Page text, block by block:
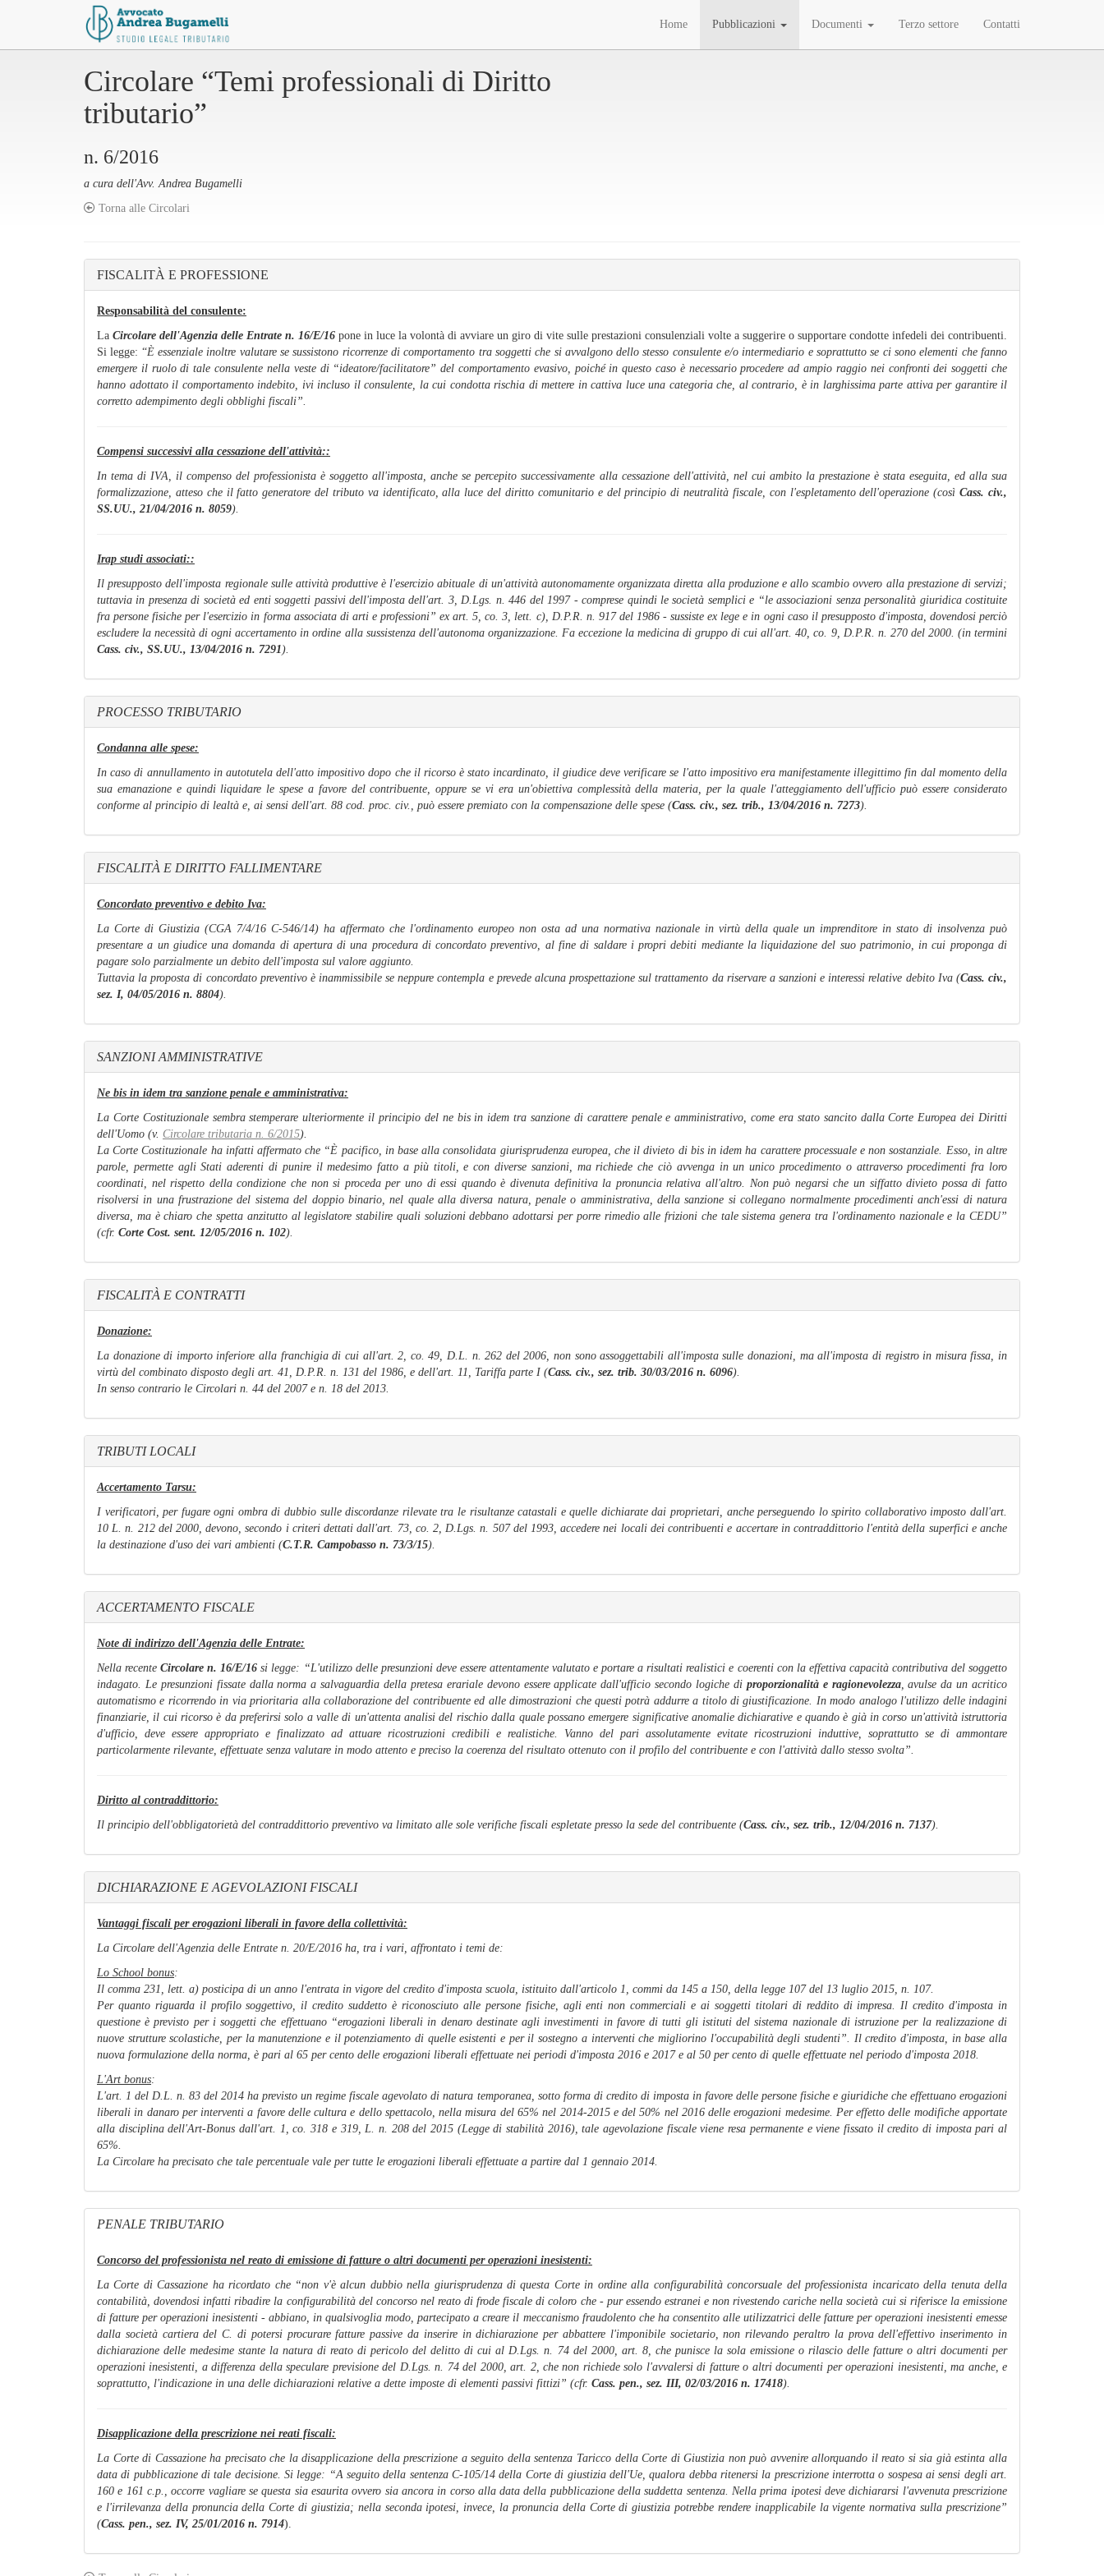
Home Pubblicazioni Documenti Terzo settore Contatti
Circolare “Temi professionali di Diritto
tributario”
n. 6/2016
a cura dell'Avv. Andrea Bugamelli
Torna alle Circolari
FISCALITÀ E PROFESSIONE
Responsabilità del consulente:
La Circolare dell'Agenzia delle Entrate n. 16/E/16 pone in luce la volontà di avviare un giro di vite sulle prestazioni consulenziali volte a suggerire o supportare condotte infedeli dei contribuenti.
Si legge: “È essenziale inoltre valutare se sussistono ricorrenze di comportamento tra soggetti che si avvalgono dello stesso consulente e/o intermediario e soprattutto se ci sono elementi che fanno
emergere il ruolo di tale consulente nella veste di “ideatore/facilitatore” del comportamento evasivo, poiché in questo caso è necessario procedere ad ampio raggio nei confronti dei soggetti che
hanno adottato il comportamento indebito, ivi incluso il consulente, la cui condotta rischia di mettere in cattiva luce una categoria che, al contrario, è in larghissima parte attiva per garantire il
corretto adempimento degli obblighi fiscali”.
Compensi successivi alla cessazione dell'attività::
In tema di IVA, il compenso del professionista è soggetto all'imposta, anche se percepito successivamente alla cessazione dell'attività, nel cui ambito la prestazione è stata eseguita, ed alla sua
formalizzazione, atteso che il fatto generatore del tributo va identificato, alla luce del diritto comunitario e del principio di neutralità fiscale, con l'espletamento dell'operazione (cosìCass. civ.,
SS.UU., 21/04/2016 n. 8059).
Irap studi associati::
Il presupposto dell'imposta regionale sulle attività produttive è l'esercizio abituale di un'attività autonomamente organizzata diretta alla produzione e allo scambio ovvero alla prestazione di servizi;
tuttavia in presenza di società ed enti soggetti passivi dell'imposta dell'art. 3, D.Lgs. n. 446 del 1997 - comprese quindi le società semplici e “le associazioni senza personalità giuridica costituite
fra persone fisiche per l'esercizio in forma associata di arti e professioni” ex art. 5, co. 3, lett. c), D.P.R. n. 917 del 1986 - sussiste ex lege e in ogni caso il presupposto d'imposta, dovendosi perciò
escludere la necessità di ogni accertamento in ordine alla sussistenza dell'autonoma organizzazione. Fa eccezione la medicina di gruppo di cui all'art. 40, co. 9, D.P.R. n. 270 del 2000. (in termini
Cass. civ., SS.UU., 13/04/2016 n. 7291).
PROCESSO TRIBUTARIO
Condanna alle spese:
In caso di annullamento in autotutela dell'atto impositivo dopo che il ricorso è stato incardinato, il giudice deve verificare se l'atto impositivo era manifestamente illegittimo fin dal momento della
sua emanazione e quindi liquidare le spese a favore del contribuente, oppure se vi era un'obiettiva complessità della materia, per la quale l'atteggiamento dell'ufficio può essere considerato
conforme al principio di lealtà e, ai sensi dell'art. 88 cod. proc. civ., può essere premiato con la compensazione delle spese (Cass. civ., sez. trib., 13/04/2016 n. 7273).
FISCALITÀ E DIRITTO FALLIMENTARE
Concordato preventivo e debito Iva:
La Corte di Giustizia (CGA 7/4/16 C-546/14) ha affermato che l'ordinamento europeo non osta ad una normativa nazionale in virtù della quale un imprenditore in stato di insolvenza può
presentare a un giudice una domanda di apertura di una procedura di concordato preventivo, al fine di saldare i propri debiti mediante la liquidazione del suo patrimonio, in cui proponga di
pagare solo parzialmente un debito dell'imposta sul valore aggiunto.
Tuttavia la proposta di concordato preventivo è inammissibile se neppure contempla e prevede alcuna prospettazione sul trattamento da riservare a sanzioni e interessi relative debito Iva (Cass. civ.,
sez. I, 04/05/2016 n. 8804).
SANZIONI AMMINISTRATIVE
Ne bis in idem tra sanzione penale e amministrativa:
La Corte Costituzionale sembra stemperare ulteriormente il principio del ne bis in idem tra sanzione di carattere penale e amministrativo, come era stato sancito dalla Corte Europea dei Diritti
dell'Uomo (v. Circolare tributaria n. 6/2015).
La Corte Costituzionale ha infatti affermato che “È pacifico, in base alla consolidata giurisprudenza europea, che il divieto di bis in idem ha carattere processuale e non sostanziale. Esso, in altre
parole, permette agli Stati aderenti di punire il medesimo fatto a più titoli, e con diverse sanzioni, ma richiede che ciò avvenga in un unico procedimento o attraverso procedimenti fra loro
coordinati, nel rispetto della condizione che non si proceda per uno di essi quando è divenuta definitiva la pronuncia relativa all'altro. Non può negarsi che un siffatto divieto possa di fatto
risolversi in una frustrazione del sistema del doppio binario, nel quale alla diversa natura, penale o amministrativa, della sanzione si collegano normalmente procedimenti anch'essi di natura
diversa, ma è chiaro che spetta anzitutto al legislatore stabilire quali soluzioni debbano adottarsi per porre rimedio alle frizioni che tale sistema genera tra l'ordinamento nazionale e la CEDU”
(cfr. Corte Cost. sent. 12/05/2016 n. 102).
FISCALITÀ E CONTRATTI
Donazione:
La donazione di importo inferiore alla franchigia di cui all'art. 2, co. 49, D.L. n. 262 del 2006, non sono assoggettabili all'imposta sulle donazioni, ma all'imposta di registro in misura fissa, in
virtù del combinato disposto degli art. 41, D.P.R. n. 131 del 1986, e dell'art. 11, Tariffa parte I (Cass. civ., sez. trib. 30/03/2016 n. 6096).
In senso contrario le Circolari n. 44 del 2007 e n. 18 del 2013.
TRIBUTI LOCALI
Accertamento Tarsu:
I verificatori, per fugare ogni ombra di dubbio sulle discordanze rilevate tra le risultanze catastali e quelle dichiarate dai proprietari, anche perseguendo lo spirito collaborativo imposto dall'art.
10 L. n. 212 del 2000, devono, secondo i criteri dettati dall'art. 73, co. 2, D.Lgs. n. 507 del 1993, accedere nei locali dei contribuenti e accertare in contraddittorio l'entità della superfici e anche
la destinazione d'uso dei vari ambienti (C.T.R. Campobasso n. 73/3/15).
ACCERTAMENTO FISCALE
Note di indirizzo dell'Agenzia delle Entrate:
Nella recenteCircolare n. 16/E/16 si legge: “L'utilizzo delle presunzioni deve essere attentamente valutato e portare a risultati realistici e coerenti con la effettiva capacità contributiva del soggetto
indagato. Le presunzioni fissate dalla norma a salvaguardia della pretesa erariale devono essere applicate dall'ufficio secondo logiche di proporzionalità e ragionevolezza, avulse da un acritico
automatismo e ricorrendo in via prioritaria alla collaborazione del contribuente ed alle dimostrazioni che questi potrà addurre a titolo di giustificazione. In modo analogo l'utilizzo delle indagini
finanziarie, il cui ricorso è da preferirsi solo a valle di un'attenta analisi del rischio dalla quale possano emergere significative anomalie dichiarative e quando è già in corso un'attività istruttoria
d'ufficio, deve essere appropriato e finalizzato ad attuare ricostruzioni credibili e realistiche. Vanno del pari assolutamente evitate ricostruzioni induttive, soprattutto se di ammontare
particolarmente rilevante, effettuate senza valutare in modo attento e preciso la coerenza del risultato ottenuto con il profilo del contribuente e con l'attività dallo stesso svolta”.
Diritto al contraddittorio:
Il principio dell'obbligatorietà del contraddittorio preventivo va limitato alle sole verifiche fiscali espletate presso la sede del contribuente (Cass. civ., sez. trib., 12/04/2016 n. 7137).
DICHIARAZIONE E AGEVOLAZIONI FISCALI
Vantaggi fiscali per erogazioni liberali in favore della collettività:
La Circolare dell'Agenzia delle Entrate n. 20/E/2016 ha, tra i vari, affrontato i temi de:
Lo School bonus:
Il comma 231, lett. a) posticipa di un anno l'entrata in vigore del credito d'imposta scuola, istituito dall'articolo 1, commi da 145 a 150, della legge 107 del 13 luglio 2015, n. 107.
Per quanto riguarda il profilo soggettivo, il credito suddetto è riconosciuto alle persone fisiche, agli enti non commerciali e ai soggetti titolari di reddito di impresa. Il credito d'imposta in
questione è previsto per i soggetti che effettuano “erogazioni liberali in denaro destinate agli investimenti in favore di tutti gli istituti del sistema nazionale di istruzione per la realizzazione di
nuove strutture scolastiche, per la manutenzione e il potenziamento di quelle esistenti e per il sostegno a interventi che migliorino l'occupabilità degli studenti”. Il credito d'imposta, in base alla
nuova formulazione della norma, è pari al 65 per cento delle erogazioni liberali effettuate nei periodi d'imposta 2016 e 2017 e al 50 per cento di quelle effettuate nel periodo d'imposta 2018.
L'Art bonus:
L'art. 1 del D.L. n. 83 del 2014 ha previsto un regime fiscale agevolato di natura temporanea, sotto forma di credito di imposta in favore delle persone fisiche e giuridiche che effettuano erogazioni
liberali in danaro per interventi a favore delle cultura e dello spettacolo, nella misura del 65% nel 2014-2015 e del 50% nel 2016 delle erogazioni medesime. Per effetto delle modifiche apportate
alla disciplina dell'Art-Bonus dall'art. 1, co. 318 e 319, L. n. 208 del 2015 (Legge di stabilità 2016), tale agevolazione fiscale viene resa permanente e viene fissato il credito di imposta pari al
65%.
La Circolare ha precisato che tale percentuale vale per tutte le erogazioni liberali effettuate a partire dal 1 gennaio 2014.
PENALE TRIBUTARIO
Concorso del professionista nel reato di emissione di fatture o altri documenti per operazioni inesistenti:
La Corte di Cassazione ha ricordato che “non v'è alcun dubbio nella giurisprudenza di questa Corte in ordine alla configurabilità concorsuale del professionista incaricato della tenuta della
contabilità, dovendosi infatti ribadire la configurabilità del concorso nel reato di frode fiscale di coloro che - pur essendo estranei e non rivestendo cariche nella società cui si riferisce la emissione
di fatture per operazioni inesistenti - abbiano, in qualsivoglia modo, partecipato a creare il meccanismo fraudolento che ha consentito alle utilizzatrici delle fatture per operazioni inesistenti emesse
dalla società cartiera del C. di potersi procurare fatture passive da inserire in dichiarazione per abbattere l'imponibile societario, non rilevando peraltro la prova dell'effettivo inserimento in
dichiarazione delle medesime stante la natura di reato di pericolo del delitto di cui al D.Lgs. n. 74 del 2000, art. 8, che punisce la sola emissione o rilascio delle fatture o altri documenti per
operazioni inesistenti, a differenza della speculare previsione del D.Lgs. n. 74 del 2000, art. 2, che non richiede solo l'avvalersi di fatture o altri documenti per operazioni inesistenti, ma anche, e
soprattutto, l'indicazione in una delle dichiarazioni relative a dette imposte di elementi passivi fittizi” (cfr. Cass. pen., sez. III, 02/03/2016 n. 17418).
Disapplicazione della prescrizione nei reati fiscali:
La Corte di Cassazione ha precisato che la disapplicazione della prescrizione a seguito della sentenza Taricco della Corte di Giustizia non può avvenire allorquando il reato si sia già estinta alla
data di pubblicazione di tale decisione. Si legge: “A seguito della sentenza C-105/14 della Corte di giustizia dell'Ue, qualora debba ritenersi la prescrizione interrotta o sospesa ai sensi degli art.
160 e 161 c.p., occorre vagliare se questa sia esaurita ovvero sia ancora in corso alla data della pubblicazione della suddetta sentenza. Nella prima ipotesi deve dichiararsi l'avvenuta prescrizione
e l'irrilevanza della pronuncia della Corte di giustizia; nella seconda ipotesi, invece, la pronuncia della Corte di giustizia potrebbe rendere inapplicabile la vigente normativa sulla prescrizione”
(Cass. pen., sez. IV, 25/01/2016 n. 7914).